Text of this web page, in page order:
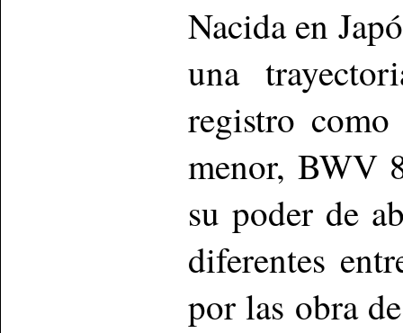
Nacida en
una
registro
menor, BWV
su poder de
diferentes
por las obra